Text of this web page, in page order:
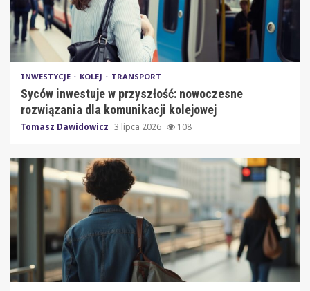
INWESTYCJE KOLEJ TRANSPORT
Syców inwestuje w przyszłość: nowoczesne
rozwiązania dla komunikacji kolejowej
Tomasz Dawidowicz 3 lipca 2026 108